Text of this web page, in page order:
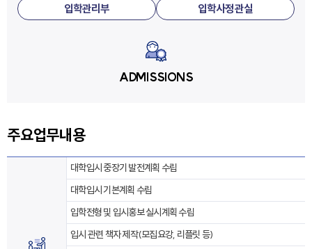
입학관리부 입학사정관실
ADMISSIONS
주요업무내용
대학입시 중장기 발전계획 수립
대학입시 기본계획 수립
입학전형 및 입시홍보 실시계획 수립
입시 관련 책자 제작(모집요강, 리플릿 등)